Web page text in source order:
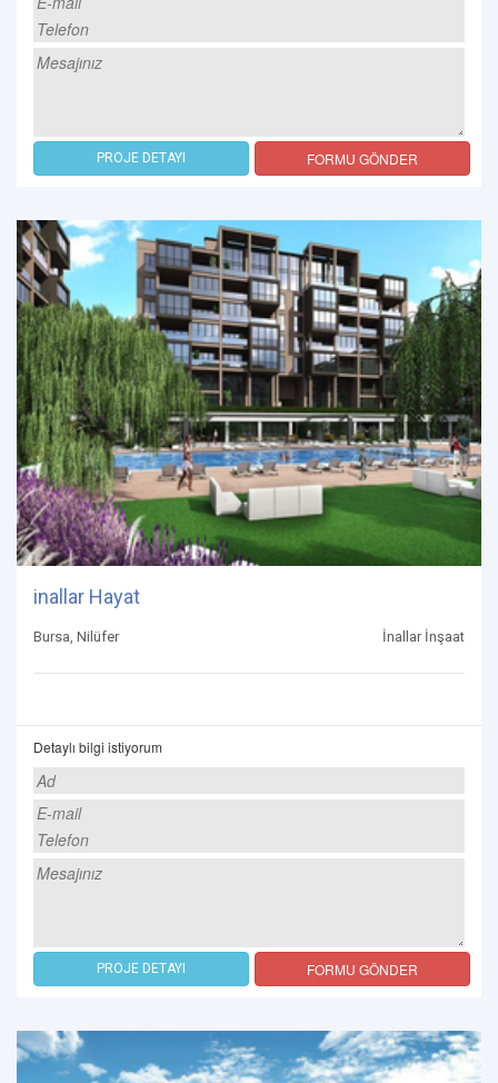
PROJE DETAYI FORMU GÖNDER
inallar Hayat
Bursa, Nilüfer İnallar İnşaat
Detaylı bilgi istiyorum
PROJE DETAYI FORMU GÖNDER